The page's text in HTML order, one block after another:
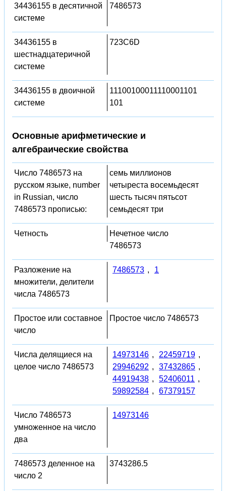
34436155 в десятичной
системе
7486573
34436155 в
шестнадцатеричной
системе
723C6D
34436155 в двоичной
системе
11100100011110001101
101
Основные арифметические и
алгебраические свойства
Число 7486573 на
русском языке, number
in Russian, число
7486573 прописью:
семь миллионов
четыреста восемьдесят
шесть тысяч пятьсот
семьдесят три
Четность
Нечетное число
7486573
Разложение на
множители, делители
числа 7486573
7486573 , 1
Простое или составное
число
Простое число 7486573
Числа делящиеся на
целое число 7486573
14973146 , 22459719 ,
29946292 , 37432865 ,
44919438 , 52406011 ,
59892584 , 67379157
Число 7486573
умноженное на число
два
14973146
7486573 деленное на
число 2
3743286.5